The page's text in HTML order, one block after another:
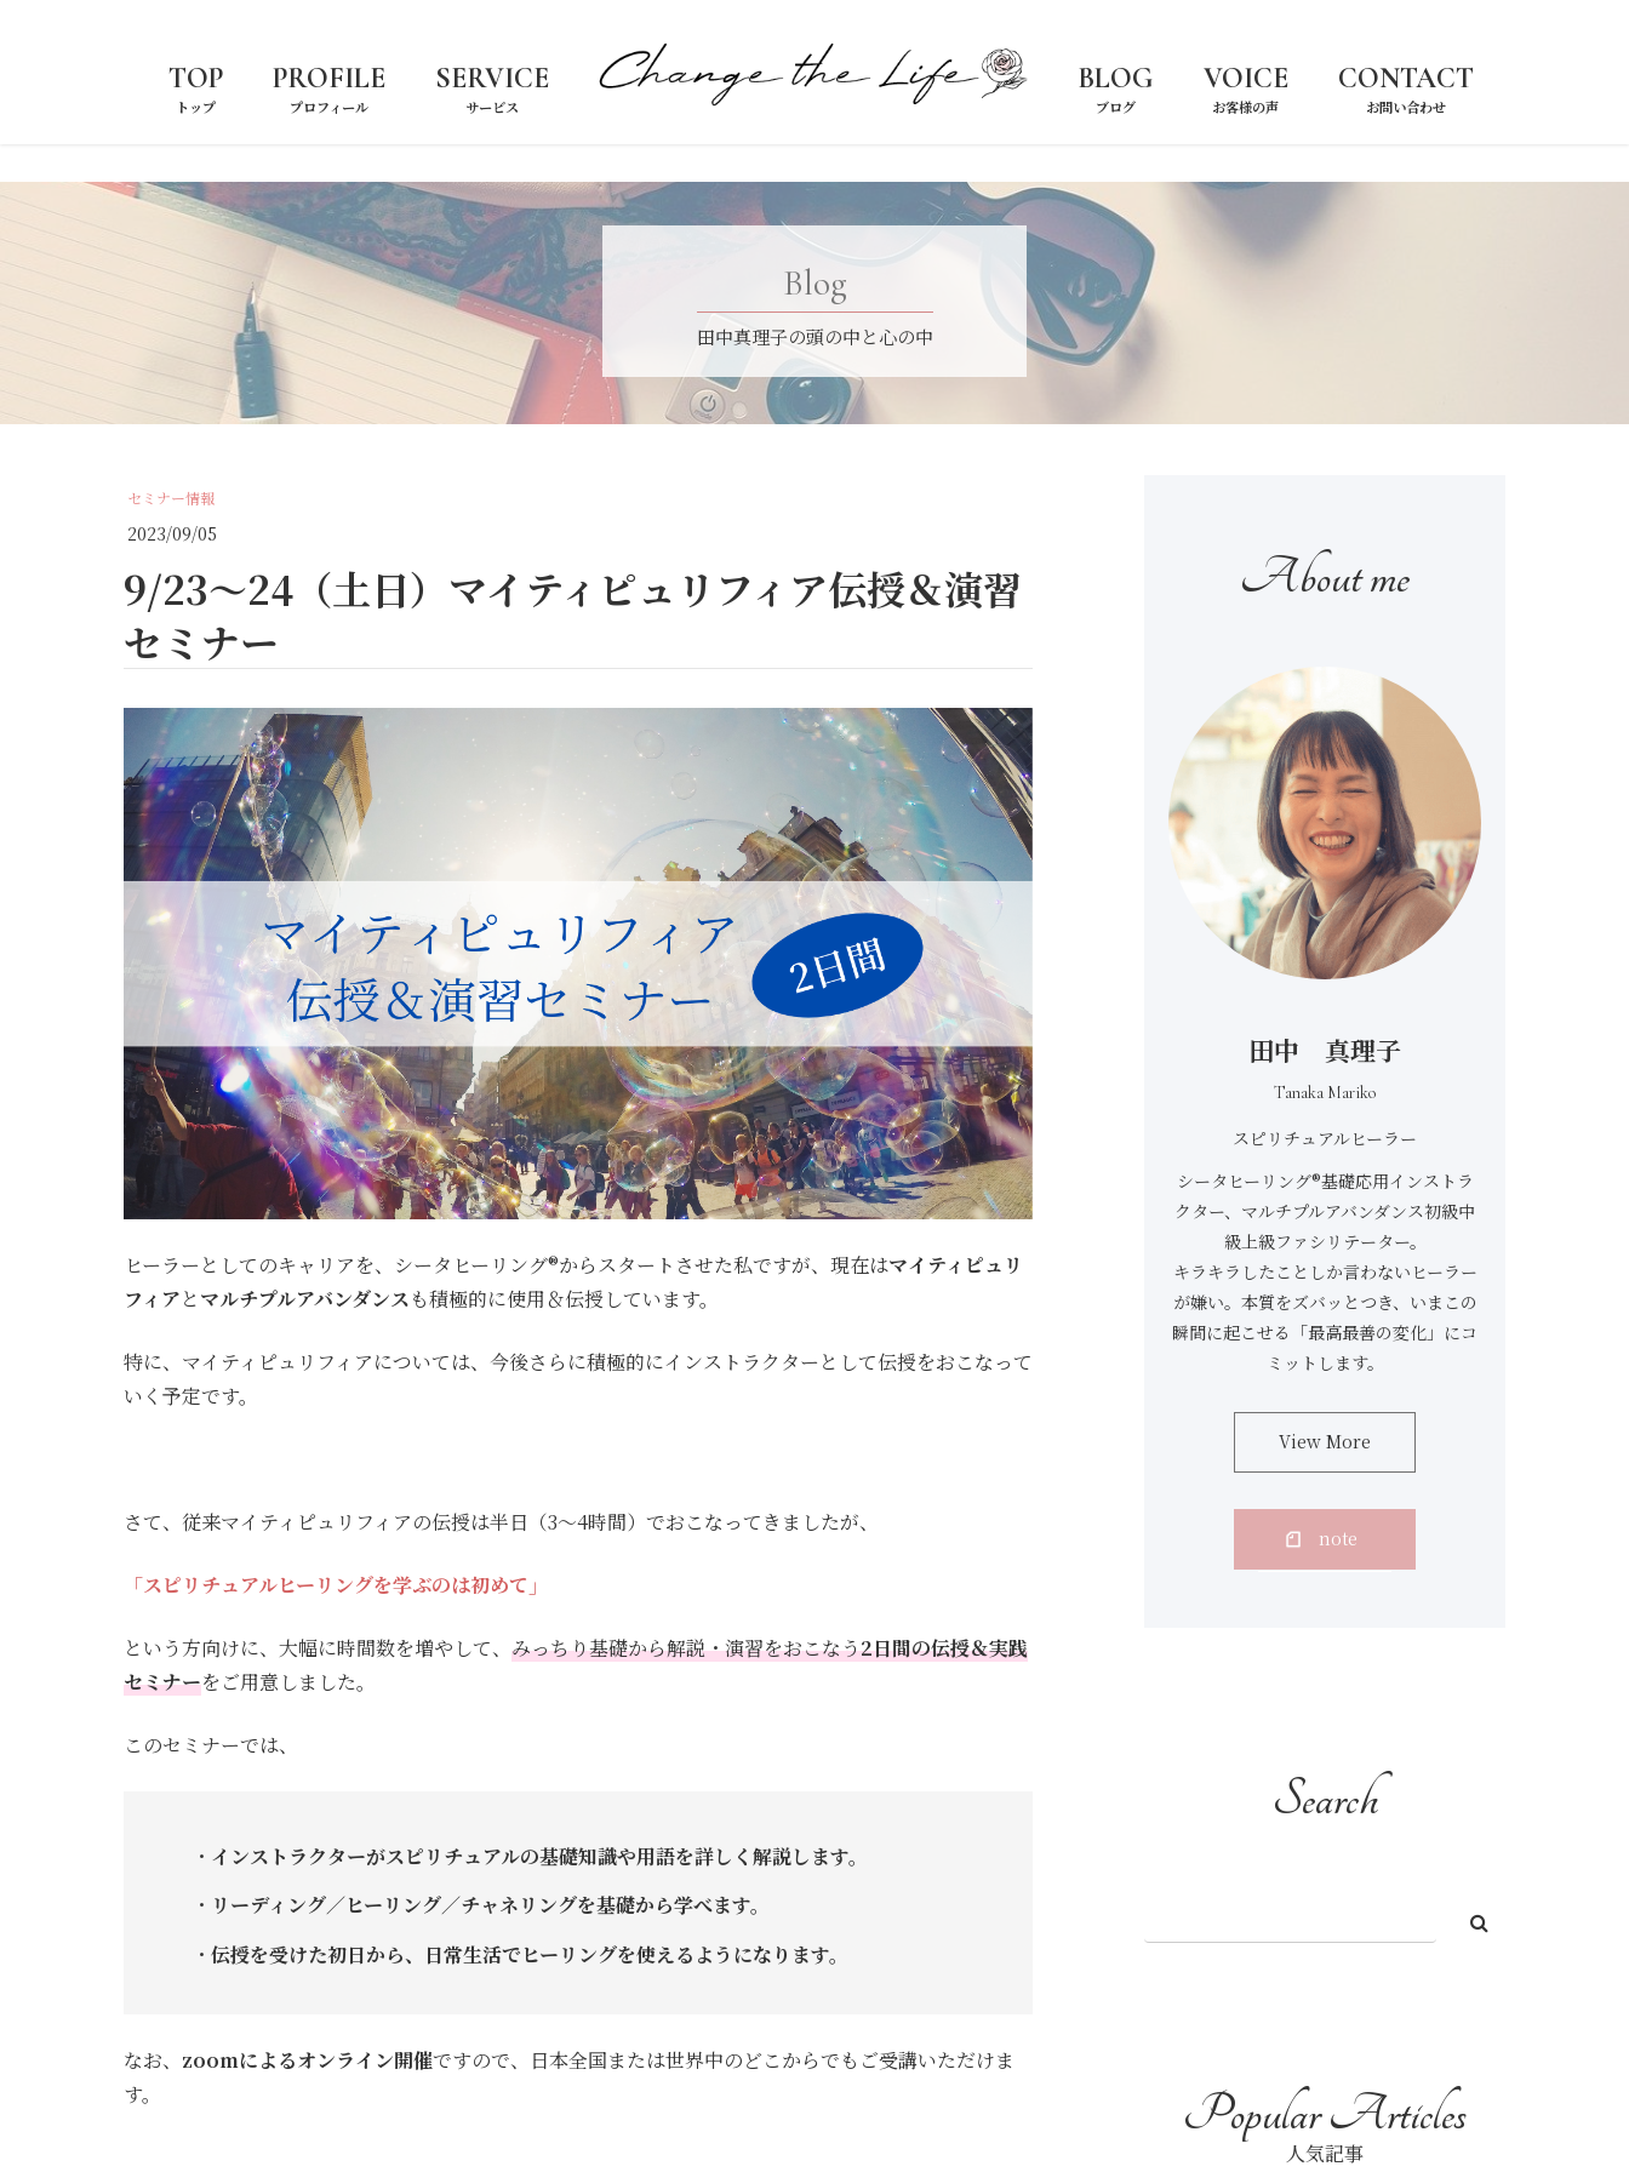
トップ プロフィール サービス ブログ お客様の声 お問い合わせ
2023/09/05
セミナー情報
9/23〜24（土日）マイティピュリフィア伝授＆演習
セミナー
ヒーラーとしてのキャリアを、シータヒーリング®️からスタートさせた私ですが、現在はマイティピュリ
フィアとマルチプルアバンダンスも積極的に使用＆伝授しています。
特に、マイティピュリフィアについては、今後さらに積極的にインストラクターとして伝授をおこなって
いく予定です。
さて、従来マイティピュリフィアの伝授は半日（3〜4時間）でおこなってきましたが、
「スピリチュアルヒーリングを学ぶのは初めて」
という方向けに、大幅に時間数を増やして、 みっちり基礎から解説・演習をおこなう2日間の伝授＆実践
セミナーをご用意しました。
このセミナーでは、
インストラクターがスピリチュアルの基礎知識や用語を詳しく解説します。
リーディング／ヒーリング／チャネリングを基礎から学べます。
伝授を受けた初日から、日常生活でヒーリングを使えるようになります。
なお、 zoomによるオンライン開催ですので、日本全国または世界中のどこからでもご受講いただけま
す。
田中 真理子
Tanaka Mariko
スピリチュアルヒーラー
シータヒーリング®基礎応用インストラ
クター、マルチプルアバンダンス初級中
級上級ファシリテーター。
キラキラしたことしか言わないヒーラー
が嫌い。本質をズバッとつき、いまこの
瞬間に起こせる「最高最善の変化」にコ
ミットします。
View More
note
人気記事